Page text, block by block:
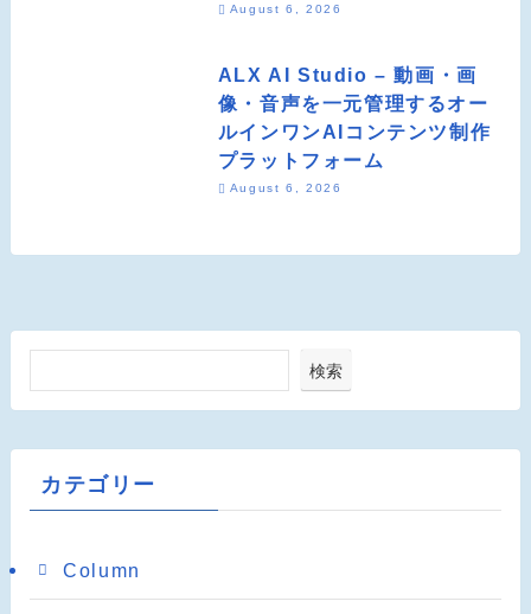
August 6, 2026
ALX AI Studio – 動画・画
像・音声を一元管理するオー
ルインワンAIコンテンツ制作
プラットフォーム
August 6, 2026
検索
カテゴリー
Column